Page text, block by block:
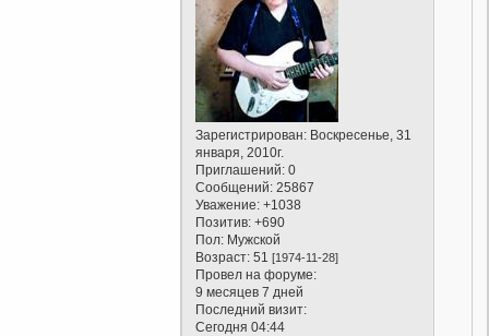
Зарегистрирован: Воскресенье, 31
января, 2010г.
Приглашений: 0
Сообщений: 25867
Уважение: +1038
Позитив: +690
Пол: Мужской
Возраст: 51[1974-11-28]
Провел на форуме:
9 месяцев 7 дней
Последний визит:
Сегодня 04:44